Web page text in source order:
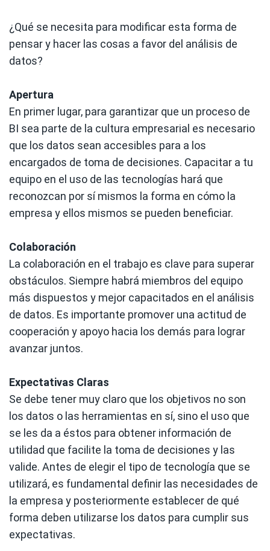
¿Qué se necesita para modificar esta forma de
pensar y hacer las cosas a favor del análisis de
datos?
Apertura
En primer lugar, para garantizar que un proceso de
BI sea parte de la cultura empresarial es necesario
que los datos sean accesibles para a los
encargados de toma de decisiones. Capacitar a tu
equipo en el uso de las tecnologías hará que
reconozcan por sí mismos la forma en cómo la
empresa y ellos mismos se pueden beneficiar.
Colaboración
La colaboración en el trabajo es clave para superar
obstáculos. Siempre habrá miembros del equipo
más dispuestos y mejor capacitados en el análisis
de datos. Es importante promover una actitud de
cooperación y apoyo hacia los demás para lograr
avanzar juntos.
Expectativas Claras
Se debe tener muy claro que los objetivos no son
los datos o las herramientas en sí, sino el uso que
se les da a éstos para obtener información de
utilidad que facilite la toma de decisiones y las
valide. Antes de elegir el tipo de tecnología que se
utilizará, es fundamental definir las necesidades de
la empresa y posteriormente establecer de qué
forma deben utilizarse los datos para cumplir sus
expectativas.